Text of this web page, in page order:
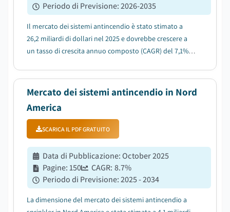
Periodo di Previsione:2026-2035
Il mercato dei sistemi antincendio è stato stimato a
26,2 miliardi di dollari nel 2025 e dovrebbe crescere a
un tasso di crescita annuo composto (CAGR) del 7,1%
edilizio....
Mercato dei sistemi antincendio in Nord
America
SCARICA IL PDF GRATUITO
Data di Pubblicazione:October 2025
Pagine:150 CAGR: 8.7%
Periodo di Previsione:2025 - 2034
La dimensione del mercato dei sistemi antincendio a